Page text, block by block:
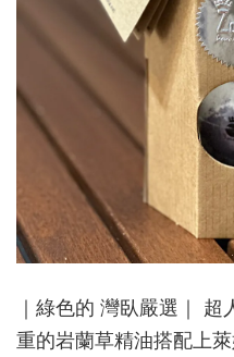
｜綠色的 灣臥嚴
重的岩蘭草精油搭配上